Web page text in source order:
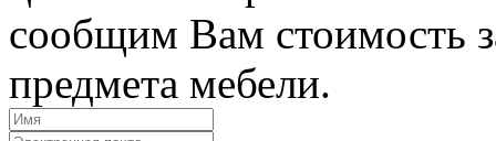
сообщим Вам стоимость
предмета мебели.